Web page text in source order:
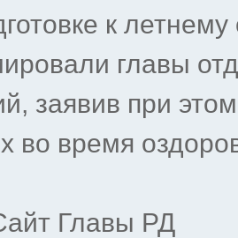
к
главы
заявив при
во время
Главы РД